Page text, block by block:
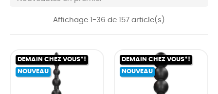
Affichage 1-36 de 157 article(s)
DEMAIN CHEZ VOUS*!
NOUVEAU
DEMAIN CHEZ VOUS*!
NOUVEAU